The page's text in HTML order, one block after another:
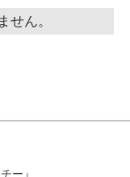
せん。